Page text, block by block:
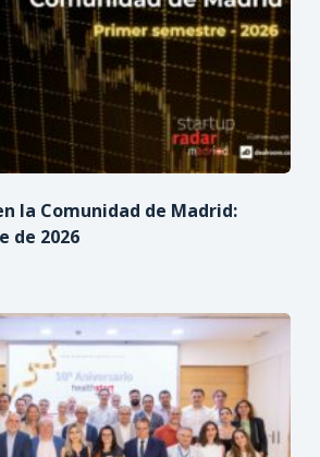
la Comunidad de Madrid:
de 2026